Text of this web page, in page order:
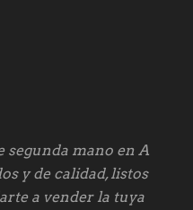
segunda mano en A
y de calidad, listos
a vender la tuya